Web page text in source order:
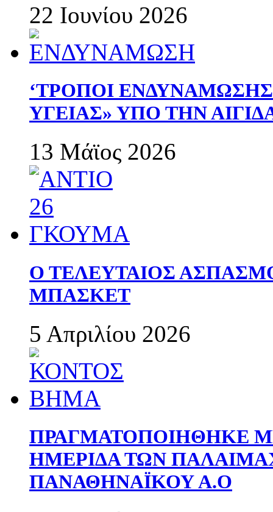
22 Ιουνίου 2026
‘ΤΡΟΠΟΙ
ΥΓΕΙΑΣ» ΥΠΟ ΤΗΝ
13 Μάϊος 2026
Ο ΤΕΛΕΥΤΑΙΟΣ
ΜΠΑΣΚΕΤ
5 Απριλίου 2026
ΠΡΑΓΜΑΤΟΠΟΙΗΘΗΚΕ
ΗΜΕΡΙΔΑ ΤΩΝ
ΠΑΝΑΘΗΝΑΪΚΟΥ Α.Ο